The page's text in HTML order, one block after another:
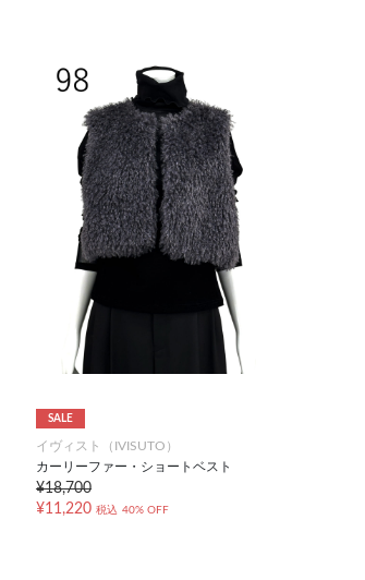
SALE
イヴィスト（IVISUTO）
カーリーファー・ショートベスト
¥18,700
¥11,220 税込 40% OFF